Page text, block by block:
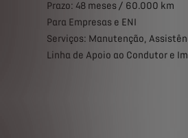
Prazo: 48 meses / 60.000 km
Para Empresas e ENI
Serviços: Manutenção,
Linha de Apoio ao Condutor e